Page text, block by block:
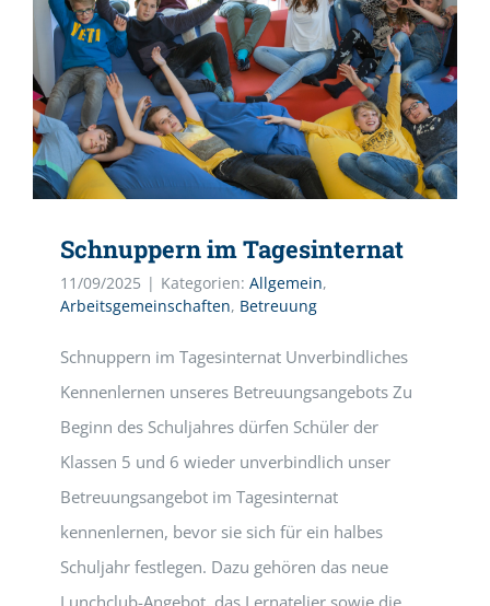
Schnuppern im Tagesinternat
11/09/2025 | Kategorien: Allgemein,
Arbeitsgemeinschaften, Betreuung
Schnuppern im Tagesinternat Unverbindliches
Kennenlernen unseres Betreuungsangebots Zu
Beginn des Schuljahres dürfen Schüler der
Klassen 5 und 6 wieder unverbindlich unser
Betreuungsangebot im Tagesinternat
kennenlernen, bevor sie sich für ein halbes
Schuljahr festlegen. Dazu gehören das neue
Lunchclub-Angebot, das Lernatelier sowie die